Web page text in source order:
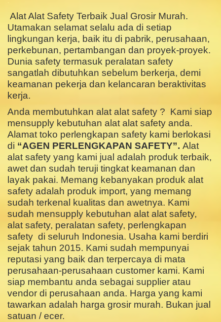
Alat Alat Safety Terbaik Jual Grosir Murah.
Utamakan selamat selalu ada di setiap
lingkungan kerja, baik itu di pabrik, perusahaan,
perkebunan, pertambangan dan proyek-proyek.
Dunia safety termasuk peralatan safety
sangatlah dibutuhkan sebelum berkerja, demi
keamanan pekerja dan kelancaran beraktivitas
kerja.
Anda membutuhkan alat alat safety ? Kami siap
mensupply kebutuhan alat alat safety anda.
Alamat toko perlengkapan safety kami berlokasi
di “AGEN PERLENGKAPAN SAFETY”. Alat
alat safety yang kami jual adalah produk terbaik,
awet dan sudah teruji tingkat keamanan dan
layak pakai. Memang kebanyakan produk alat
safety adalah produk import, yang memang
sudah terkenal kualitas dan awetnya. Kami
sudah mensupply kebutuhan alat alat safety,
alat safety, peralatan safety, perlengkapan
safety di seluruh Indonesia. Usaha kami berdiri
sejak tahun 2015. Kami sudah mempunyai
reputasi yang baik dan terpercaya di mata
perusahaan-perusahaan customer kami. Kami
siap membantu anda sebagai supplier atau
vendor di perusahaan anda. Harga yang kami
tawarkan adalah harga grosir murah. Bukan jual
satuan / ecer.